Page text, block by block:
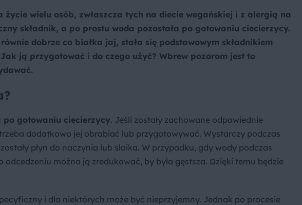
życie wielu osób, zwłaszcza tych na diecie wegańskiej i z alergią na
składnik, a po prostu woda pozostała po gotowaniu ciecierzycy.
dobrze co białka jaj, stała się podstawowym składnikiem
Jak ją przygotować i do czego użyć? Wbrew pozorom jest to
po gotowaniu ciecierzycy. Jeśli zostały zachowane odpowiednie
dodatkowo jej obrabiać lub przygotowywać. Wystarczy podczas
płyn do naczynia lub słoika. W przypadku, gdy wody podczas
można ją zredukować, by była gęstsza. Dzięki temu będzie
i dla niektórych może być nieprzyjemny. Jednak po procesie